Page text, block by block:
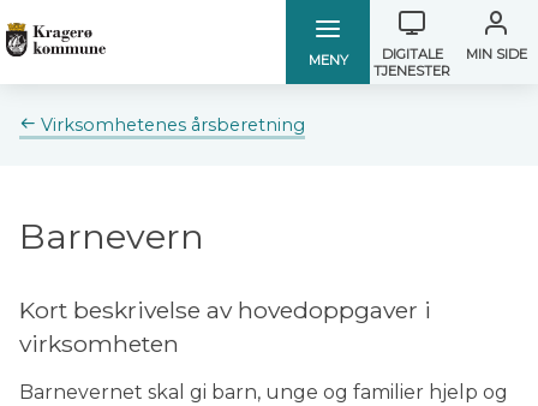
Kragerø
kommune
Kragerø
kommune
DIGITALE
TJENESTER
MIN SIDE
MENY
Du
er
Virksomhetenes årsberetning
Barnevern
Kort beskrivelse av hovedoppgaver i
virksomheten
Barnevernet skal gi barn, unge og familier hjelp og